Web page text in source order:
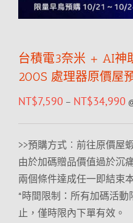
台積電3奈米 + AI神
200S 處理器原價屋
NT$7,590 – NT$34,990
>>預購方式︰前往原價屋
由於加碼贈品價值過於沉
兩個條件達成任一即結束
*時間限制：所有加碼活
止，僅時限內下單有效。